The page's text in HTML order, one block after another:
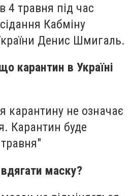
4 травня під час
Кабміну
Денис Шмигаль.
карантин в Україні
карантину не означає
Карантин буде
маску?